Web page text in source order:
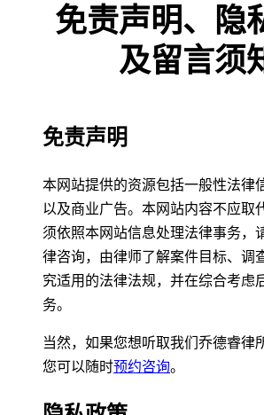
免责声明、隐
及留言须
免责声明
本网站提供的资源包括一般性法律
以及商业广告。本网站内容不应取
须依照本网站信息处理法律事务，
律咨询，由律师了解案件目标、调
究适用的法律法规，并在综合考虑
务。
当然，如果您想听取我们乔德睿律
您可以随时预约咨询。